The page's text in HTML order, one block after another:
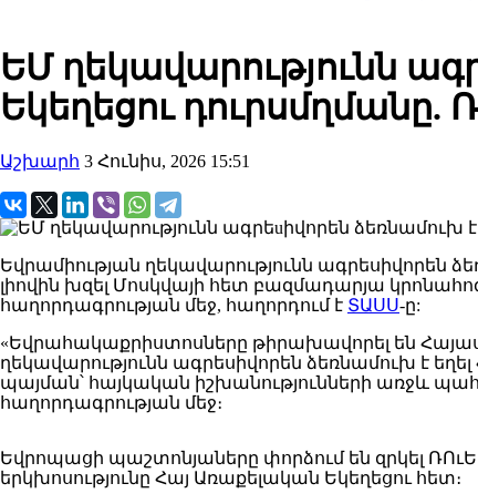
ԵՄ ղեկավարությունն
Եկեղեցու դուրսմղմանը.
Աշխարհ 3 Հունիս, 2026 15:51
Եվրամիության ղեկավարությունն ագրեսիվորեն
լիովին խզել Մոսկվայի հետ բազմադարյա
հաղորդագրության մեջ, հաղորդում է ՏԱՍՍ-ը:
«Եվրահակաքրիստոսները թիրախավորել են
ղեկավարությունն ագրեսիվորեն ձեռնամուխ է
պայման՝ հայկական իշխանությունների առջև
հաղորդագրության մեջ։
Եվրոպացի պաշտոնյաները փորձում են զրկել
երկխոսությունը Հայ Առաքելական Եկեղեցու հետ։